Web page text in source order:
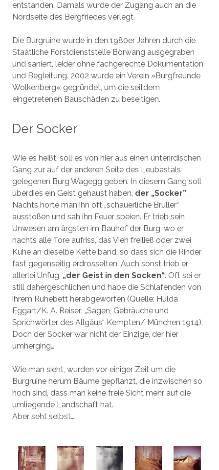
entstanden. Damals wurde der Zugang auch an die
Nordseite des Bergfriedes verlegt.
Die Burgruine wurde in den 1980er Jahren durch die
Staatliche Forstdienststelle Börwang ausgegraben
und saniert, leider ohne fachgerechte Dokumentation
und Begleitung. 2002 wurde ein Verein »Burgfreunde
Wolkenberg« gegründet, um die seitdem
eingetretenen Bauschäden zu beseitigen.
Der Socker
Wie es heißt, soll es von hier aus einen unterirdischen
Gang zur auf der anderen Seite des Leubastals
gelegenen Burg Wagegg geben. In diesem Gang soll
überdies ein Geist gehaust haben, der „Socker”.
Nachts hörte man ihn oft „schauerliche Brüller“
ausstoßen und sah ihn Feuer speien. Er trieb sein
Unwesen am ärgsten im Bauhof der Burg, wo er
nachts alle Tore aufriss, das Vieh freiließ oder zwei
Kühe an dieselbe Kette band, so dass sich die Rinder
fast gegenseitig erdrosselten. Auch sonst trieb er
allerlei Unfug, „der Geist in den Socken“. Oft sei er
still dahergeschlichen und habe die Schlafenden von
ihrem Ruhebett herabgeworfen (Quelle: Hulda
Eggart/K. A. Reiser: „Sagen, Gebräuche und
Sprichwörter des Allgäus“ Kempten/ München 1914).
Doch der Socker war nicht der Einzige, der hier
umherging…
Wie man sieht, wurden vor einiger Zeit um die
Burgruine herum Bäume gepflanzt, die inzwischen so
hoch sind, dass man keine freie Sicht mehr auf die
umliegende Landschaft hat.
Aber seht selbst…